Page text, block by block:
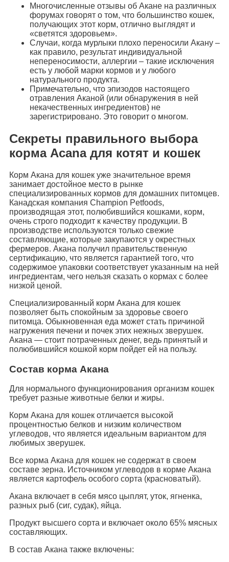
Многочисленные отзывы об Акане на различных
форумах говорят о том, что большинство кошек,
получающих этот корм, отлично выглядят и
«светятся здоровьем».
Случаи, когда мурлыки плохо переносили Акану –
как правило, результат индивидуальной
непереносимости, аллергии – такие исключения
есть у любой марки кормов и у любого
натурального продукта.
Примечательно, что эпизодов настоящего
отравления Аканой (или обнаружения в ней
некачественных ингредиентов) не
зарегистрировано. Это говорит о многом.
Секреты правильного выбора
корма Acana для котят и кошек
Корм Акана для кошек уже значительное время
занимает достойное место в рынке
специализированных кормов для домашних питомцев.
Канадская компания Champion Petfoods,
производящая этот, полюбившийся кошками, корм,
очень строго подходит к качеству продукции. В
производстве используются только свежие
составляющие, которые закупаются у окрестных
фермеров. Акана получил правительственную
сертификацию, что является гарантией того, что
содержимое упаковки соответствует указанным на ней
ингредиентам, чего нельзя сказать о кормах с более
низкой ценой.
Специализированный корм Акана для кошек
позволяет быть спокойным за здоровье своего
питомца. Обыкновенная еда может стать причиной
нагружения печени и почек этих нежных зверушек.
Акана — стоит потраченных денег, ведь принятый и
полюбившийся кошкой корм пойдет ей на пользу.
Состав корма Акана
Для нормального функционирования организм кошек
требует разные животные белки и жиры.
Корм Акана для кошек отличается высокой
процентностью белков и низким количеством
углеводов, что является идеальным вариантом для
любимых зверушек.
Все корма Акана для кошек не содержат в своем
составе зерна. Источником углеводов в корме Акана
является картофель особого сорта (красноватый).
Акана включает в себя мясо цыплят, уток, ягненка,
разных рыб (сиг, судак), яйца.
Продукт высшего сорта и включает около 65% мясных
составляющих.
В состав Акана также включены: